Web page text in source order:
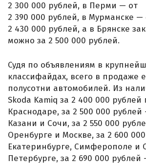
2 300 000 рублей, в Перми — от
2 390 000 рублей, в Мурманске —
2 430 000 рублей, а в Брянске
можно за 2 500 000 рублей.
Судя по объявлениям в
классифайдах, всего в продаже
полусотни автомобилей. Из
Skoda Kamiq за 2 400 000
Краснодаре, за 2 500 000 рублей
Казани и Сочи, за 2 550 000
Оренбурге и Москве, за 2 600
Екатеринбурге, Симферополе и
Петербурге, за 2 690 000 рублей